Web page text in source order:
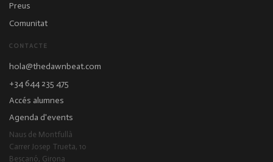
Preus
Comunitat
CONTACTE
hola@thedawnbeat.com
+34 644 235 475
Accés alumnes
Agenda d'events
Naus de Montfullà
Carrer Josep Trueta, 10
Bescanó, Girona